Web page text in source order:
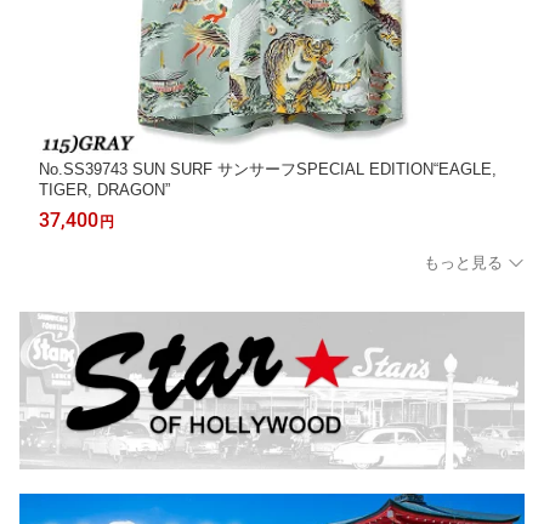
No.SS39743 SUN SURF サンサーフSPECIAL EDITION“EAGLE,
TIGER, DRAGON”
37,400円
もっと見る